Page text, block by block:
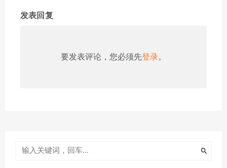
发表回复
要发表评论，您必须先登录。